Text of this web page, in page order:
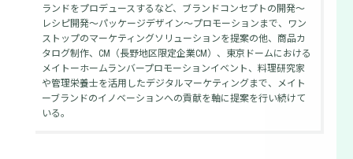
ランドをプロデュースするなど、ブランドコンセプトの開発〜
レシピ開発〜パッケージデザイン〜プロモーションまで、ワン
ストップのマーケティングソリューションを提案の他、商品カ
タログ制作、CM（長野地区限定企業CM）、東京ドームにおける
メイトーホームランバープロモーションイベント、料理研究家
や管理栄養士を活用したデジタルマーケティングまで、メイト
ーブランドのイノベーションへの貢献を軸に提案を行い続けて
いる。